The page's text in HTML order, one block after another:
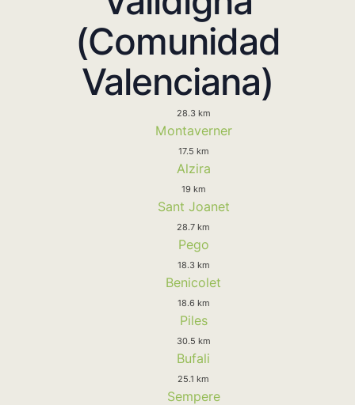
(Comunidad
Valenciana)
28.3 km
Montaverner
17.5 km
Alzira
19 km
Sant Joanet
28.7 km
Pego
18.3 km
Benicolet
18.6 km
Piles
30.5 km
Bufali
25.1 km
Sempere